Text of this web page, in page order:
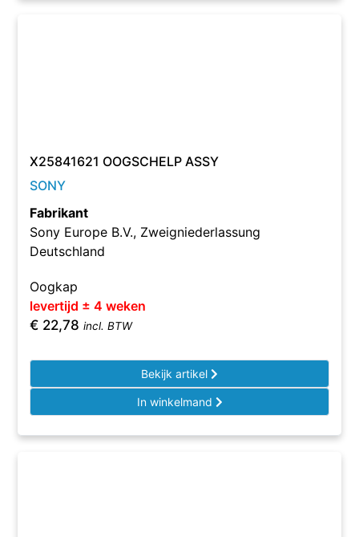
X25841621 OOGSCHELP ASSY
SONY
Fabrikant
Sony Europe B.V., Zweigniederlassung
Deutschland
Oogkap
levertijd ± 4 weken
€ 22,78 incl. BTW
Bekijk artikel
In winkelmand